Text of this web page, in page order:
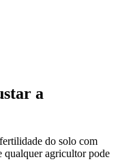
a
do solo com
qualquer agricultor pode